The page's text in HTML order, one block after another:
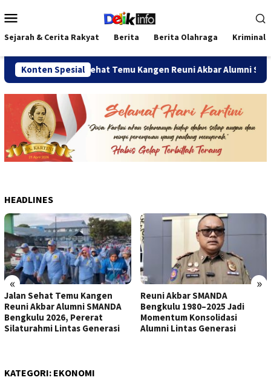
ke
kontenMobile
Sejarah & Cerita Rakyat Berita Berita Olahraga Kriminal
Konten Spesial
Jalan Sehat Temu Kangen Reuni Akbar Alumni SMANDA
HEADLINES
« »
Jalan Sehat Temu Kangen
Reuni Akbar Alumni SMANDA
Bengkulu 2026, Pererat
Silaturahmi Lintas Generasi
Reuni Akbar SMANDA
Bengkulu 1980–2025 Jadi
Momentum Konsolidasi
Alumni Lintas Generasi
KATEGORI: EKONOMI